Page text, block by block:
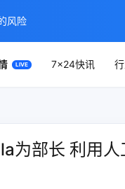
7×24快讯
为部长 利用
风险